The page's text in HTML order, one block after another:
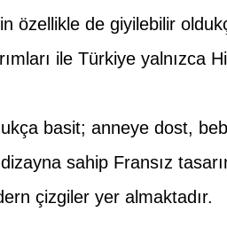
özellikle de giyilebilir
ile Türkiye yalnızca
basit; anneye dost,
sahip Fransız
çizgiler yer almaktadır.